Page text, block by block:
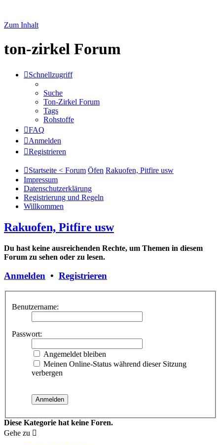
Zum Inhalt
ton-zirkel Forum
Schnellzugriff
Suche
Ton-Zirkel Forum
Tags
Rohstoffe
FAQ
Anmelden
Registrieren
Startseite < Forum Öfen Rakuofen, Pitfire usw
Impressum
Datenschutzerklärung
Registrierung und Regeln
Willkommen
Rakuofen, Pitfire usw
Du hast keine ausreichenden Rechte, um Themen in diesem
Forum zu sehen oder zu lesen.
Anmelden • Registrieren
Benutzername:
Passwort:
Angemeldet bleiben
Meinen Online-Status während dieser Sitzung
verbergen
Diese Kategorie hat keine Foren.
Gehe zu